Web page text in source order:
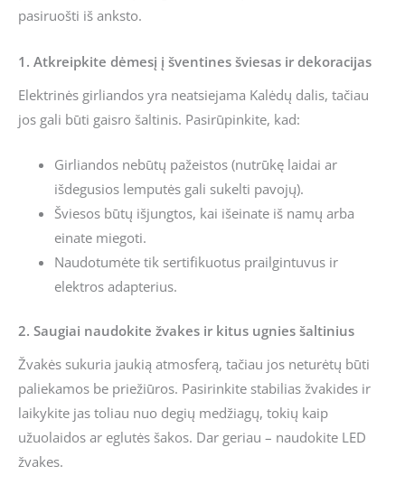
pasiruošti iš anksto.
1. Atkreipkite dėmesį į šventines šviesas ir dekoracijas
Elektrinės girliandos yra neatsiejama Kalėdų dalis, tačiau
jos gali būti gaisro šaltinis. Pasirūpinkite, kad:
Girliandos nebūtų pažeistos (nutrūkę laidai ar
išdegusios lemputės gali sukelti pavojų).
Šviesos būtų išjungtos, kai išeinate iš namų arba
einate miegoti.
Naudotumėte tik sertifikuotus prailgintuvus ir
elektros adapterius.
2. Saugiai naudokite žvakes ir kitus ugnies šaltinius
Žvakės sukuria jaukią atmosferą, tačiau jos neturėtų būti
paliekamos be priežiūros. Pasirinkite stabilias žvakides ir
laikykite jas toliau nuo degių medžiagų, tokių kaip
užuolaidos ar eglutės šakos. Dar geriau – naudokite LED
žvakes.